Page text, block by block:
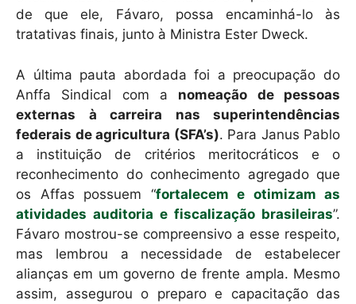
de que ele, Fávaro, possa encaminhá-lo às
tratativas finais, junto à Ministra Ester Dweck.
A última pauta abordada foi a preocupação do
Anffa Sindical com a nomeação de pessoas
externas à carreira nas superintendências
federais de agricultura (SFA’s). Para Janus Pablo
a instituição de critérios meritocráticos e o
reconhecimento do conhecimento agregado que
os Affas possuem “fortalecem e otimizam as
atividades auditoria e fiscalização brasileiras”.
Fávaro mostrou-se compreensivo a esse respeito,
mas lembrou a necessidade de estabelecer
alianças em um governo de frente ampla. Mesmo
assim, assegurou o preparo e capacitação das